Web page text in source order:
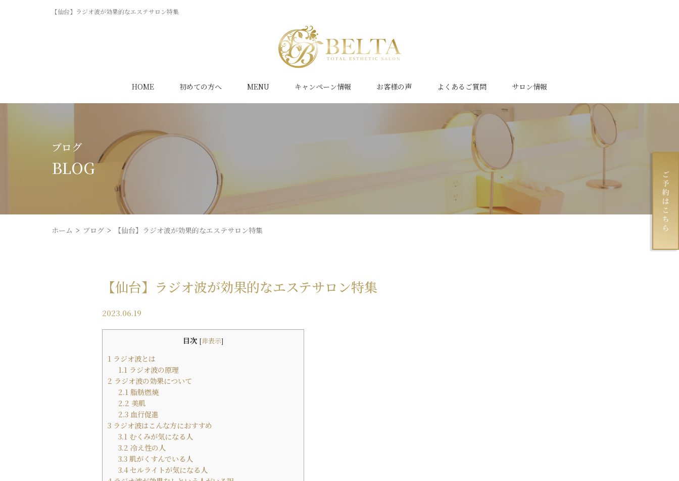
【仙台】ラジオ波が効果的なエステサロン特集
HOME 初めての方へ MENU キャンペーン情報 お客様の声 よくあるご質問 サロン情報
ブログ
BLOG
ホーム ブログ 【仙台】ラジオ波が効果的なエステサロン特集
【仙台】ラジオ波が効果的なエステサロン特集
2023.06.19
目次 [非表示]
1 ラジオ波とは
1.1 ラジオ波の原理
2 ラジオ波の効果について
2.1 脂肪燃焼
2.2 美肌
2.3 血行促進
3 ラジオ波はこんな方におすすめ
3.1 むくみが気になる人
3.2 冷え性の人
3.3 肌がくすんでいる人
3.4 セルライトが気になる人